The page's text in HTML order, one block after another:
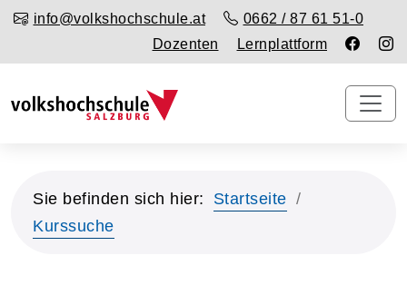
info@volkshochschule.at
0662 / 87 61 51-0
Dozenten
Lernplattform
Sie befinden sich hier:
Startseite
Kurssuche